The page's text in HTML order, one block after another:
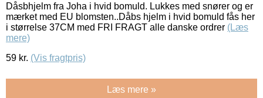
Dåsbhjelm fra Joha i hvid bomuld. Lukkes med snører og er
mærket med EU blomsten..Dåbs hjelm i hvid bomuld fås her
i størrelse 37CM med FRI FRAGT alle danske ordrer (Læs
mere)
59 kr. (Vis fragtpris)
Læs mere »